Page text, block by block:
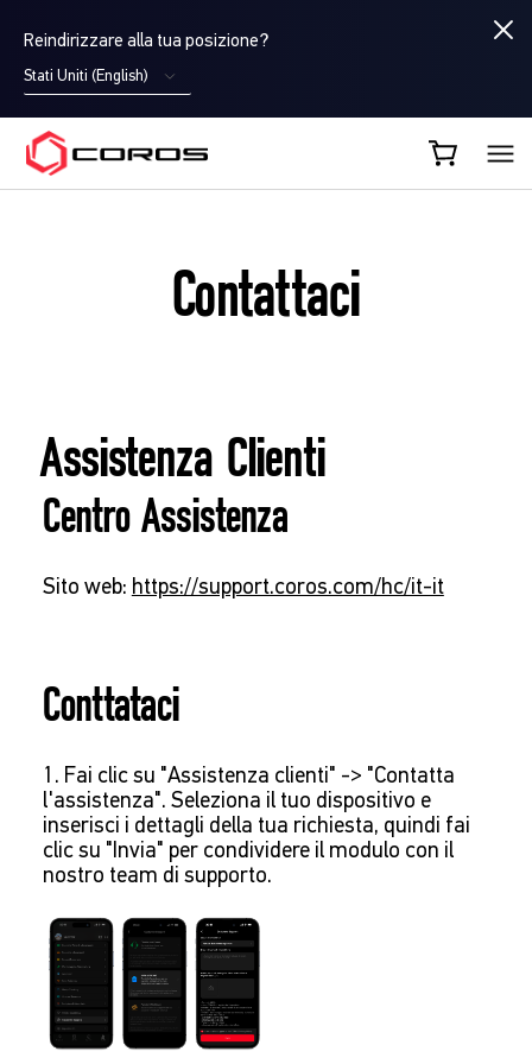
Reindirizzare alla tua posizione?
Stati Uniti (English)
COROS IT
Contattaci
Assistenza Clienti
Centro Assistenza
Sito web: https://support.coros.com/hc/it-it
Conttataci
1. Fai clic su "Assistenza clienti" -> "Contatta
l'assistenza". Seleziona il tuo dispositivo e
inserisci i dettagli della tua richiesta, quindi fai
clic su "Invia" per condividere il modulo con il
nostro team di supporto.